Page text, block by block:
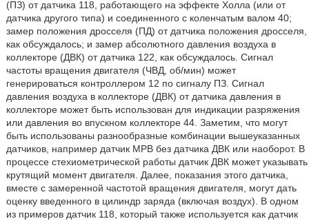
(ПЗ) от датчика 118, работающего на эффекте Холла (или от
датчика другого типа) и соединенного с коленчатым валом 40;
замер положения дросселя (ПД) от датчика положения дросселя,
как обсуждалось; и замер абсолютного давления воздуха в
коллекторе (ДВК) от датчика 122, как обсуждалось. Сигнал
частоты вращения двигателя (ЧВД, об/мин) может
генерироваться контроллером 12 по сигналу ПЗ. Сигнал
давления воздуха в коллекторе (ДВК) от датчика давления в
коллекторе может быть использован для индикации разряжения
или давления во впускном коллекторе 44. Заметим, что могут
быть использованы разнообразные комбинации вышеуказанных
датчиков, например датчик МРВ без датчика ДВК или наоборот. В
процессе стехиометрической работы датчик ДВК может указывать
крутящий момент двигателя. Далее, показания этого датчика,
вместе с замеренной частотой вращения двигателя, могут дать
оценку введенного в цилиндр заряда (включая воздух). В одном
из примеров датчик 118, который также используется как датчик